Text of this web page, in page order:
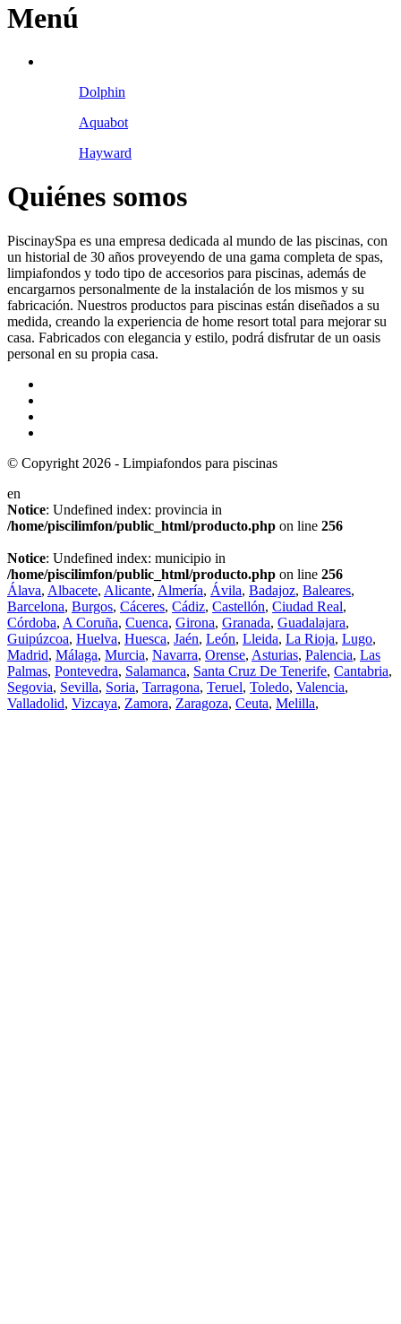
Menú
Dolphin
Aquabot
Hayward
Quiénes somos
PiscinaySpa es una empresa dedicada al mundo de las piscinas, con
un historial de 30 años proveyendo de una gama completa de spas,
limpiafondos y todo tipo de accesorios para piscinas, además de
encargarnos personalmente de la instalación de los mismos y su
fabricación. Nuestros productos para piscinas están diseñados a su
medida, creando la experiencia de home resort total para mejorar su
casa. Fabricados con elegancia y estilo, podrá disfrutar de un oasis
personal en su propia casa.
© Copyright 2026 - Limpiafondos para piscinas
en
Notice: Undefined index: provincia in
/home/piscilimfon/public_html/producto.php on line 256
Notice: Undefined index: municipio in
/home/piscilimfon/public_html/producto.php on line 256
Álava, Albacete, Alicante, Almería, Ávila, Badajoz, Baleares,
Barcelona, Burgos, Cáceres, Cádiz, Castellón, Ciudad Real,
Córdoba, A Coruña, Cuenca, Girona, Granada, Guadalajara,
Guipúzcoa, Huelva, Huesca, Jaén, León, Lleida, La Rioja, Lugo,
Madrid, Málaga, Murcia, Navarra, Orense, Asturias, Palencia, Las
Palmas, Pontevedra, Salamanca, Santa Cruz De Tenerife, Cantabria,
Segovia, Sevilla, Soria, Tarragona, Teruel, Toledo, Valencia,
Valladolid, Vizcaya, Zamora, Zaragoza, Ceuta, Melilla,